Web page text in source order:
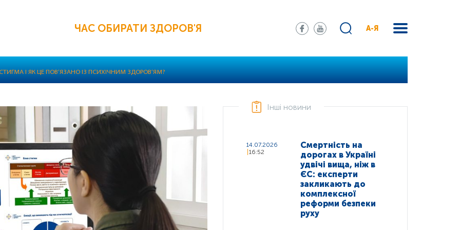
ЧАС ОБИРАТИ ЗДОРОВ'Я А-Я
І ЯК ЦЕ ПОВ’ЯЗАНО ІЗ ПСИХІЧНИМ ЗДОРОВ’ЯМ?
Інші новини
14.07.2026
16:52
Смертність на
дорогах в Україні
удвічі вища, ніж в
ЄС: експерти
закликають до
комплексної
реформи безпеки
руху